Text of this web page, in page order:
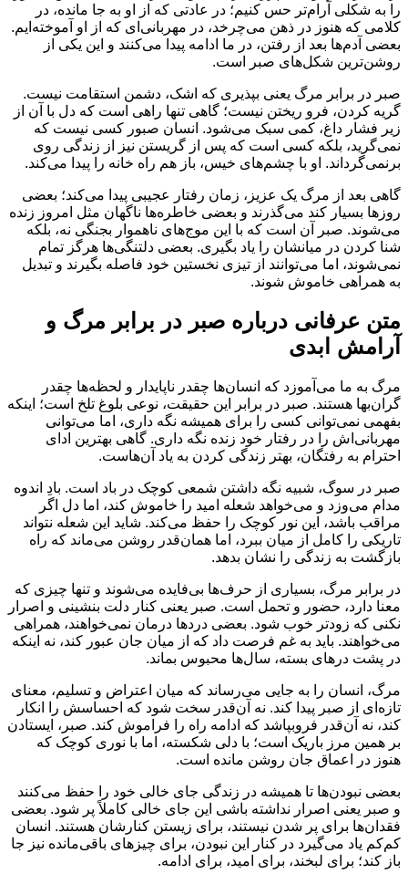
را به شکلی آرام‌تر حس کنیم؛ در عادتی که از او به جا مانده، در
کلامی که هنوز در ذهن می‌چرخد، در مهربانی‌ای که از او آموخته‌ایم.
بعضی آدم‌ها بعد از رفتن، در ما ادامه پیدا می‌کنند و این یکی از
روشن‌ترین شکل‌های صبر است.
صبر در برابر مرگ یعنی بپذیری که اشک، دشمن استقامت نیست.
گریه کردن، فرو ریختن نیست؛ گاهی تنها راهی است که دل با آن از
زیر فشار داغ، کمی سبک می‌شود. انسان صبور کسی نیست که
نمی‌گرید، بلکه کسی است که پس از گریستن نیز از زندگی روی
برنمی‌گرداند. او با چشم‌های خیس، باز هم راه خانه را پیدا می‌کند.
گاهی بعد از مرگ یک عزیز، زمان رفتار عجیبی پیدا می‌کند؛ بعضی
روزها بسیار کند می‌گذرند و بعضی خاطره‌ها ناگهان مثل امروز زنده
می‌شوند. صبر آن است که با این موج‌های ناهموار بجنگی نه، بلکه
شنا کردن در میانشان را یاد بگیری. بعضی دلتنگی‌ها هرگز تمام
نمی‌شوند، اما می‌توانند از تیزی نخستین خود فاصله بگیرند و تبدیل
به همراهی خاموش شوند.
متن عرفانی درباره صبر در برابر مرگ و
آرامش ابدی
مرگ به ما می‌آموزد که انسان‌ها چقدر ناپایدار و لحظه‌ها چقدر
گران‌بها هستند. صبر در برابر این حقیقت، نوعی بلوغ تلخ است؛ اینکه
بفهمی نمی‌توانی کسی را برای همیشه نگه داری، اما می‌توانی
مهربانی‌اش را در رفتار خود زنده نگه داری. گاهی بهترین ادای
احترام به رفتگان، بهتر زندگی کردن به یاد آن‌هاست.
صبر در سوگ، شبیه نگه داشتن شمعی کوچک در باد است. بادِ اندوه
مدام می‌وزد و می‌خواهد شعله امید را خاموش کند، اما دل اگر
مراقب باشد، این نور کوچک را حفظ می‌کند. شاید این شعله نتواند
تاریکی را کامل از میان ببرد، اما همان‌قدر روشن می‌ماند که راه
بازگشت به زندگی را نشان بدهد.
در برابر مرگ، بسیاری از حرف‌ها بی‌فایده می‌شوند و تنها چیزی که
معنا دارد، حضور و تحمل است. صبر یعنی کنار دلت بنشینی و اصرار
نکنی که زودتر خوب شود. بعضی دردها درمان نمی‌خواهند، همراهی
می‌خواهند. باید به غم فرصت داد که از میان جان عبور کند، نه اینکه
در پشت درهای بسته، سال‌ها محبوس بماند.
مرگ، انسان را به جایی می‌رساند که میان اعتراض و تسلیم، معنای
تازه‌ای از صبر پیدا کند. نه آن‌قدر سخت شود که احساسش را انکار
کند، نه آن‌قدر فروبپاشد که ادامه راه را فراموش کند. صبر، ایستادن
بر همین مرز باریک است؛ با دلی شکسته، اما با نوری کوچک که
هنوز در اعماق جان روشن مانده است.
بعضی نبودن‌ها تا همیشه در زندگی جای خالی خود را حفظ می‌کنند
و صبر یعنی اصرار نداشته باشی این جای خالی کاملاً پر شود. بعضی
فقدان‌ها برای پر شدن نیستند، برای زیستن کنارشان هستند. انسان
کم‌کم یاد می‌گیرد در کنار این نبودن، برای چیزهای باقی‌مانده نیز جا
باز کند؛ برای لبخند، برای امید، برای ادامه.